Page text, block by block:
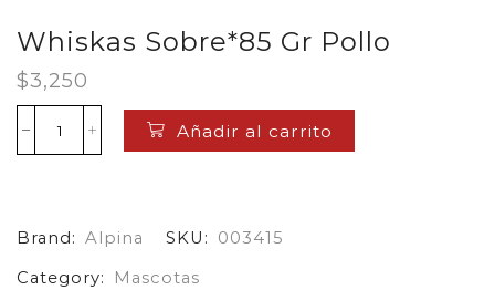
Whiskas Sobre*85 Gr Pollo
$3,250
Whiskas
Sobre*85
Añadir al carrito
Brand: Alpina SKU:
003415
Category:
Mascotas